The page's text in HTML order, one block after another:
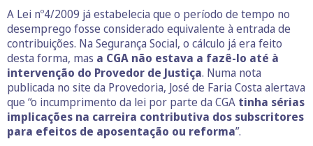
A Lei nº4/2009 já estabelecia que o período de tempo no
desemprego fosse considerado equivalente à entrada de
contribuições. Na Segurança Social, o cálculo já era feito
desta forma, mas a CGA não estava a fazê-lo até à
intervenção do Provedor de Justiça. Numa nota
publicada no site da Provedoria, José de Faria Costa alertava
que “o incumprimento da lei por parte da CGA tinha sérias
implicações na carreira contributiva dos subscritores
para efeitos de aposentação ou reforma”.